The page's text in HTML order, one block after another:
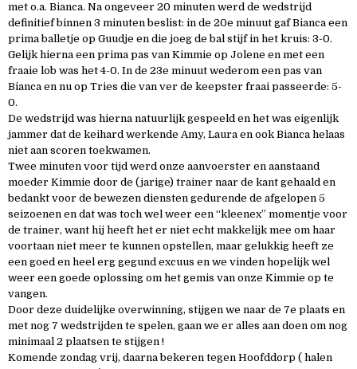
met o.a. Bianca. Na ongeveer 20 minuten werd de wedstrijd
definitief binnen 3 minuten beslist: in de 20e minuut gaf Bianca een
prima balletje op Guudje en die joeg de bal stijf in het kruis: 3-0.
Gelijk hierna een prima pas van Kimmie op Jolene en met een
fraaie lob was het 4-0. In de 23e minuut wederom een pas van
Bianca en nu op Tries die van ver de keepster fraai passeerde: 5-
0.
De wedstrijd was hierna natuurlijk gespeeld en het was eigenlijk
jammer dat de keihard werkende Amy, Laura en ook Bianca helaas
niet aan scoren toekwamen.
Twee minuten voor tijd werd onze aanvoerster en aanstaand
moeder Kimmie door de (jarige) trainer naar de kant gehaald en
bedankt voor de bewezen diensten gedurende de afgelopen 5
seizoenen en dat was toch wel weer een “kleenex” momentje voor
de trainer, want hij heeft het er niet echt makkelijk mee om haar
voortaan niet meer te kunnen opstellen, maar gelukkig heeft ze
een goed en heel erg gegund excuus en we vinden hopelijk wel
weer een goede oplossing om het gemis van onze Kimmie op te
vangen.
Door deze duidelijke overwinning, stijgen we naar de 7e plaats en
met nog 7 wedstrijden te spelen, gaan we er alles aan doen om nog
minimaal 2 plaatsen te stijgen !
Komende zondag vrij, daarna bekeren tegen Hoofddorp ( halen